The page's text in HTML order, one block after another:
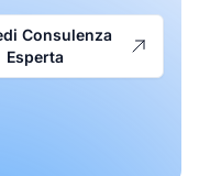
Consulenza
Esperta